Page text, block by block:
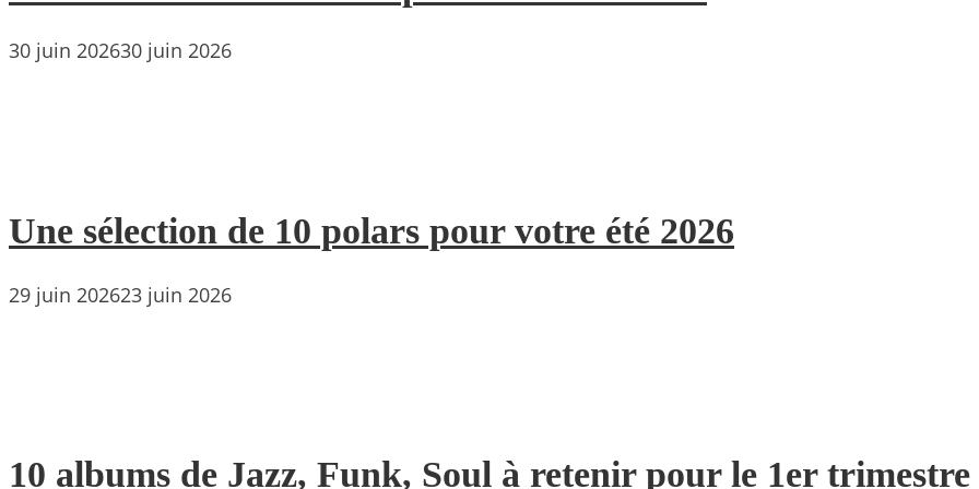
30 juin 202630 juin 2026
Une sélection de 10 polars pour votre été 2026
29 juin 202623 juin 2026
10 albums de Jazz, Funk, Soul à retenir pour le 1er trimestre